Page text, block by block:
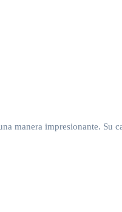
manera impresionante. Su